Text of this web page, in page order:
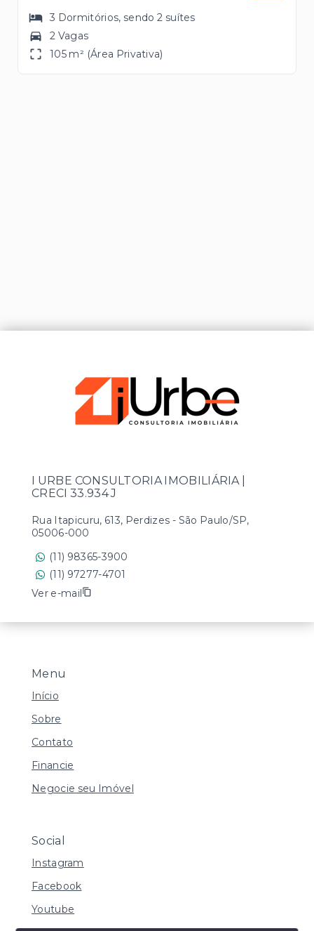
3 Dormitórios, sendo2 suítes
2 Vagas
105 m² (Área Privativa)
Menu
Início
Sobre
Contato
Financie
Negocie seu Imóvel
Social
Instagram
Facebook
Youtube
I URBE CONSULTORIA IMOBILIÁRIA |
CRECI 33.934 J
Rua Itapicuru, 613, Perdizes - São Paulo/SP,
05006-000
(11) 98365-3900
(11) 97277-4701
Ver e-mail